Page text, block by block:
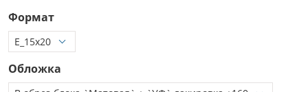
Формат
Обложка